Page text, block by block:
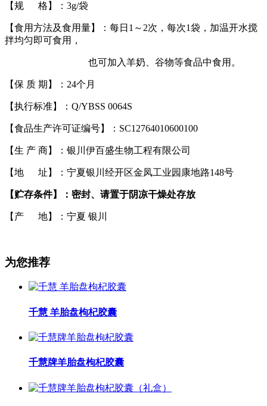
【规 格 】 ：3g/袋
【食用方法及食用量】
：每日1～2次，每次1袋，加温开水搅
拌均匀即可食用，
也可加入羊奶、谷物等食品中食用。
【保 质 期 】 ：24个月
【执行标准】：Q/YBSS 0064S
【食品生产许可证编号】 ：SC12764010600100
【生 产 商】 ：银川伊百盛生物工程有限公司
【地 址 】 ：宁夏银川经开区金凤工业园康地路148号
【贮存条件】 ：密封、请置于阴凉干燥处存放
【产 地】 ：宁夏 银川
为您推荐
千慧 羊胎盘枸杞胶囊
千慧牌羊胎盘枸杞胶囊